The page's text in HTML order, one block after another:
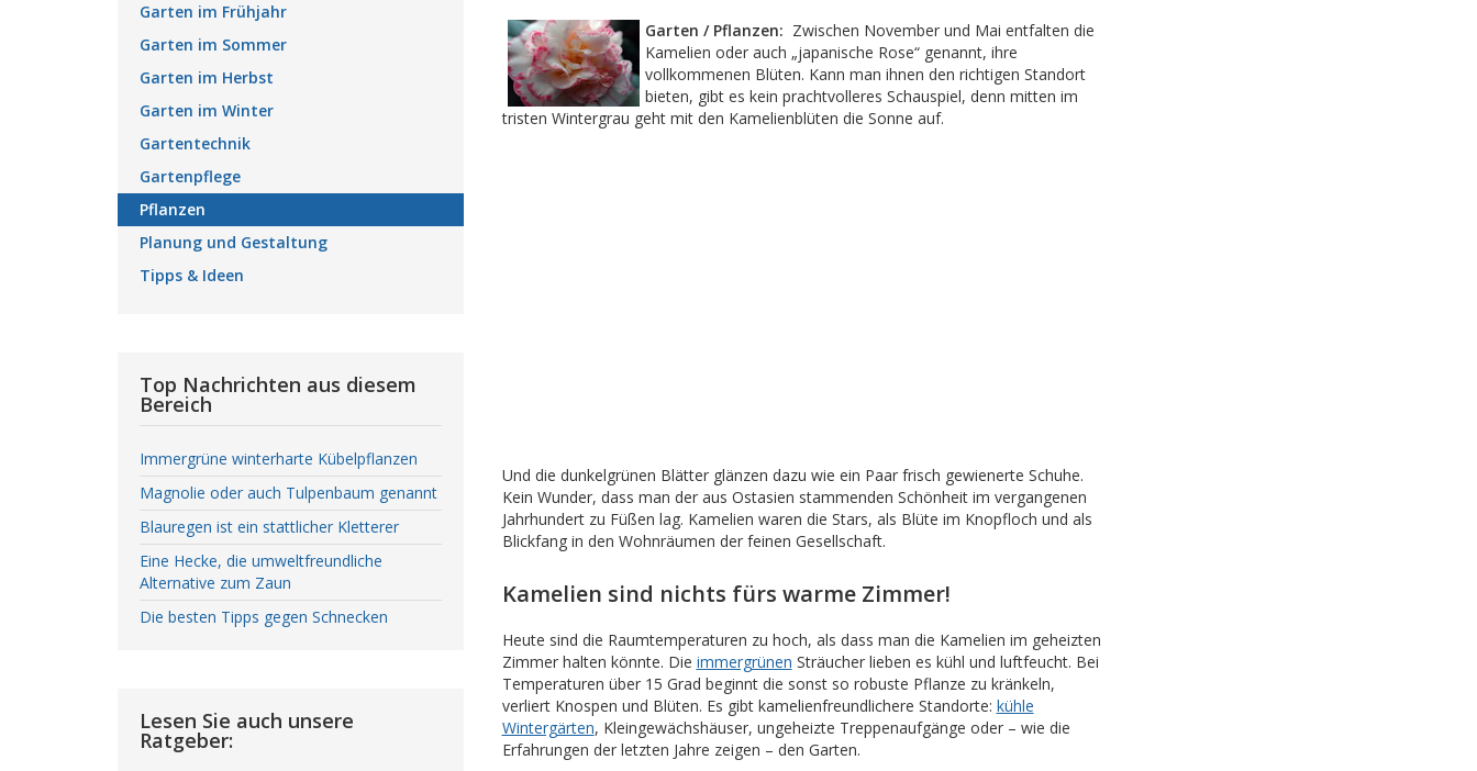
Garten / Pflanzen: Zwischen November und Mai entfalten die
Kamelien oder auch „japanische Rose“ genannt, ihre
vollkommenen Blüten. Kann man ihnen den richtigen Standort
bieten, gibt es kein prachtvolleres Schauspiel, denn mitten im
tristen Wintergrau geht mit den Kamelienblüten die Sonne auf.
Und die dunkelgrünen Blätter glänzen dazu wie ein Paar frisch gewienerte Schuhe.
Kein Wunder, dass man der aus Ostasien stammenden Schönheit im vergangenen
Jahrhundert zu Füßen lag. Kamelien waren die Stars, als Blüte im Knopfloch und als
Blickfang in den Wohnräumen der feinen Gesellschaft.
Kamelien sind nichts fürs warme Zimmer!
Heute sind die Raumtemperaturen zu hoch, als dass man die Kamelien im geheizten
Zimmer halten könnte. Die immergrünen Sträucher lieben es kühl und luftfeucht. Bei
Temperaturen über 15 Grad beginnt die sonst so robuste Pflanze zu kränkeln,
verliert Knospen und Blüten. Es gibt kamelienfreundlichere Standorte: kühle
Wintergärten, Kleingewächshäuser, ungeheizte Treppenaufgänge oder – wie die
Erfahrungen der letzten Jahre zeigen – den Garten.
Garten im Frühjahr
Garten im Sommer
Garten im Herbst
Garten im Winter
Gartentechnik
Gartenpflege
Pflanzen
Planung und Gestaltung
Tipps & Ideen
Top Nachrichten aus diesem
Bereich
Immergrüne winterharte Kübelpflanzen
Magnolie oder auch Tulpenbaum genannt
Blauregen ist ein stattlicher Kletterer
Eine Hecke, die umweltfreundliche
Alternative zum Zaun
Die besten Tipps gegen Schnecken
Lesen Sie auch unsere
Ratgeber: